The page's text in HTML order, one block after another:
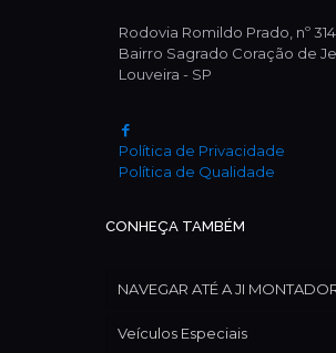
Rodovia Romildo Prado, nº
Bairro Sagrado Coração de
Louveira - SP
Política de Privacidade
Política de Qualidade
CONHEÇA TAMBÉM
NAVEGAR ATÉ A JI
Veículos Especiais